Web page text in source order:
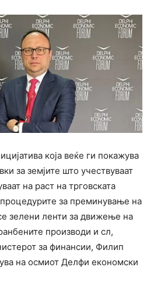
која веќе ги покажува
за земјите што учествуваат
на раст на трговската
за преминување на
зелени ленти за движење на
производи и сл,
за финансии, Филип
на осмиот Делфи економски